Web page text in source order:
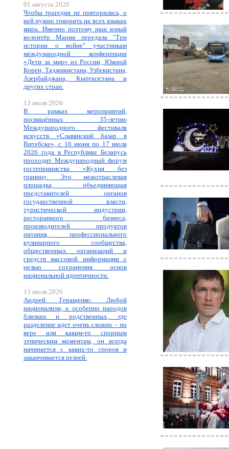
01 августа 2026
Чтобы трагедия не повторилась, о
ней нужно говорить на всех языках
мира. Именно поэтому наш юный
волонтёр Мария передала "Три
истории о войне" участникам
международной конференции
«Дети за мир» из России, Южной
Кореи, Таджикистана, Узбекистана,
Азербайджана, Кыргызстана и
других стран.
13 июля 2026
В рамках мероприятий,
посвящённых 35-летию
Международного фестиваля
искусств «Славянский базар в
Витебске», с 16 июня по 17 июля
2026 года в Республике Беларусь
проходит Международный форум
гостеприимства «Кухня без
границ». Это межотраслевая
площадка, объединяющая
представителей органов
государственной власти,
туристической индустрии,
ресторанного бизнеса,
производителей продуктов
питания, профессионального
кулинарного сообщества,
общественных организаций и
средств массовой информации с
целью сохранения основ
национальной идентичности.
13 июля 2026
Андрей Геращенко: Любой
национализм, а особенно народов
близких и родственных, где
разделение идет очень сложно – по
вере или каким-то спорным
этническим моментам, он всегда
начинается с каких-то споров и
заканчивается резней.